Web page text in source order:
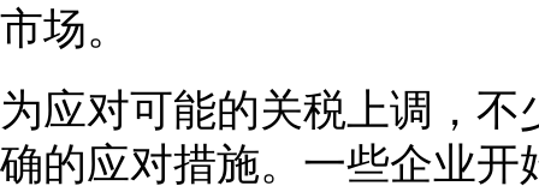
市场。
为应对可能的关税上调，
确的应对措施。一些企业